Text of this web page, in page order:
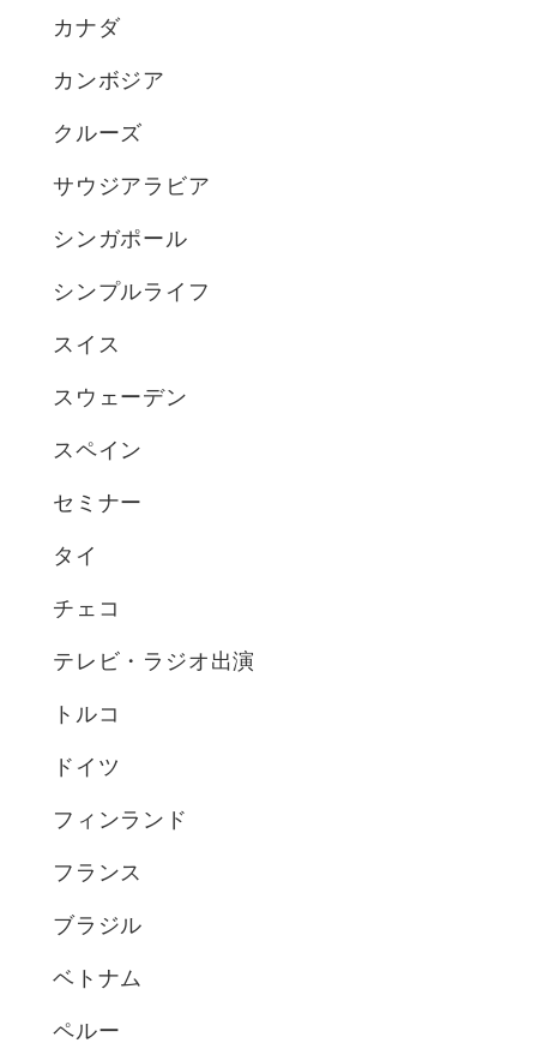
カナダ
カンボジア
クルーズ
サウジアラビア
シンガポール
シンプルライフ
スイス
スウェーデン
スペイン
セミナー
タイ
チェコ
テレビ・ラジオ出演
トルコ
ドイツ
フィンランド
フランス
ブラジル
ベトナム
ペルー